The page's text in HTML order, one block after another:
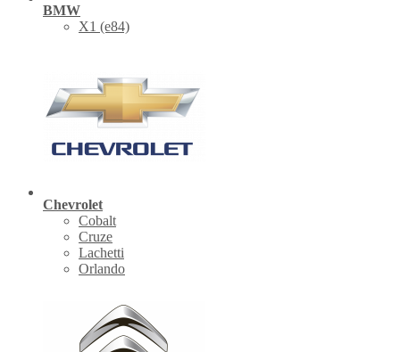
BMW
X1 (е84)
Chevrolet
Cobalt
Cruze
Lachetti
Orlando